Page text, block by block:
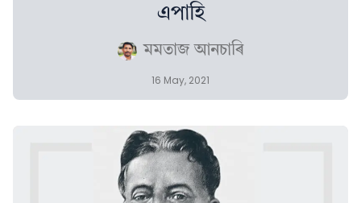
এপাহি
মমতাজ আনচাৰি
16 May, 2021